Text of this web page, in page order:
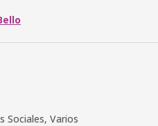
Sociales, Varios